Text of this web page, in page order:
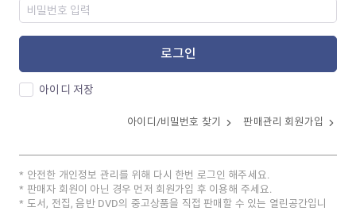
로그인
아이디 저장
아이디/비밀번호 찾기 판매관리 회원가입
안전한 개인정보 관리를 위해 다시 한번 로그인 해주세요.
판매자 회원이 아닌 경우 먼저 회원가입 후 이용해 주세요.
도서, 전집, 음반 DVD의 중고상품을 직접 판매할 수 있는 열린공간입니